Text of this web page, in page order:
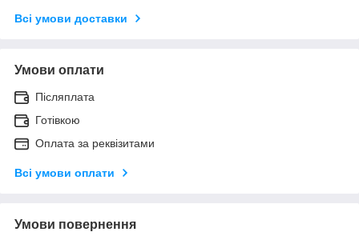
Всі умови доставки
Умови оплати
Післяплата
Готівкою
Оплата за реквізитами
Всі умови оплати
Умови повернення